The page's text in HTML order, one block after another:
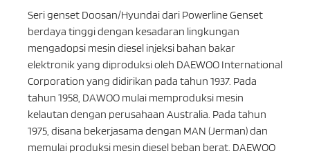
Seri genset Doosan/Hyundai dari Powerline Genset
berdaya tinggi dengan kesadaran lingkungan
mengadopsi mesin diesel injeksi bahan bakar
elektronik yang diproduksi oleh DAEWOO International
Corporation yang didirikan pada tahun 1937. Pada
tahun 1958, DAWOO mulai memproduksi mesin
kelautan dengan perusahaan Australia. Pada tahun
1975, disana bekerjasama dengan MAN (Jerman) dan
memulai produksi mesin diesel beban berat. DAEWOO